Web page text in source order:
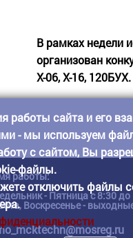
В рамках недели
организован
Х-06, Х-16, 120БУХ.
работы:
- Пятница с 8:30 до
Воскресенье -
работы сайта и его
- мы используем
с сайтом, Вы
файлы.
отключить файлы